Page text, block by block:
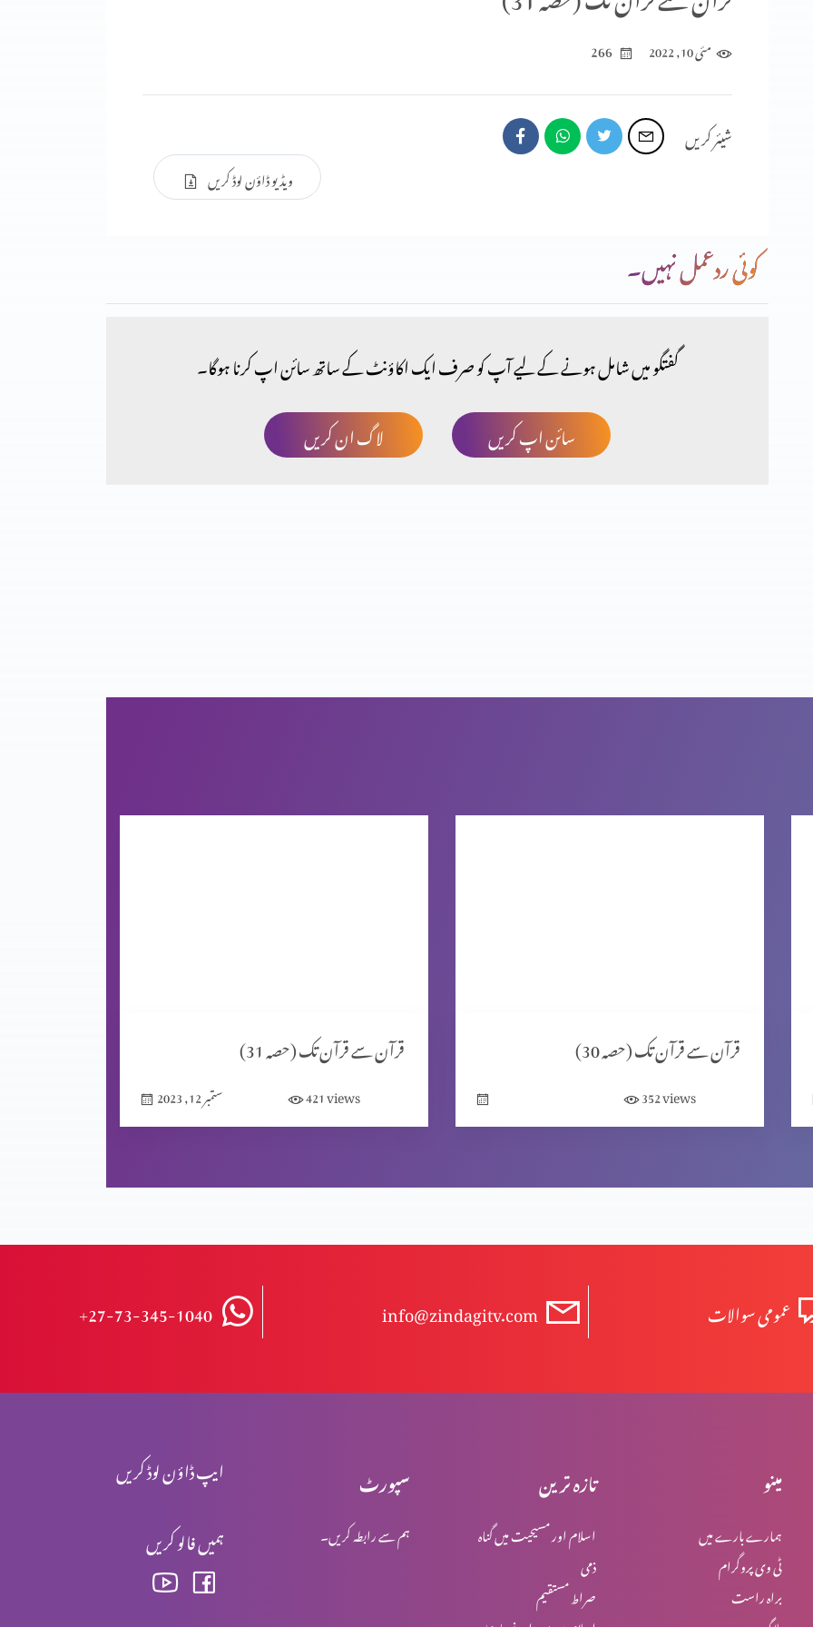
مئی 10, 2022 266
شیئر کریں
ویڈیو ڈاؤن لوڈ کریں
کوئی ردعمل نہیں۔
گفتگو میں شامل ہونے کے لیے آپ کو صرف ایک اکاؤنٹ کے ساتھ سائن اپ کرنا ہوگا۔
لاگ ان کریں
سائن اپ کریں
قرآن سے قرآن تک (حصہ 31)
ستمبر 12, 2023 421views
قرآن سے قرآن تک (حصہ 30)
352views
+27-73-345-1040 info@zindagitv.com عمومی سوالات
ایپ ڈاؤن لوڈ کریں
ہمیں فالو کریں
سپورٹ
ہم سے رابطہ کریں۔
تازہ ترین
اسلام اور مسیحیت میں گناہ
ذمی
صراط مستقیم
مینو
ہمارے بارے میں
ٹی وی پروگرام
براہ راست